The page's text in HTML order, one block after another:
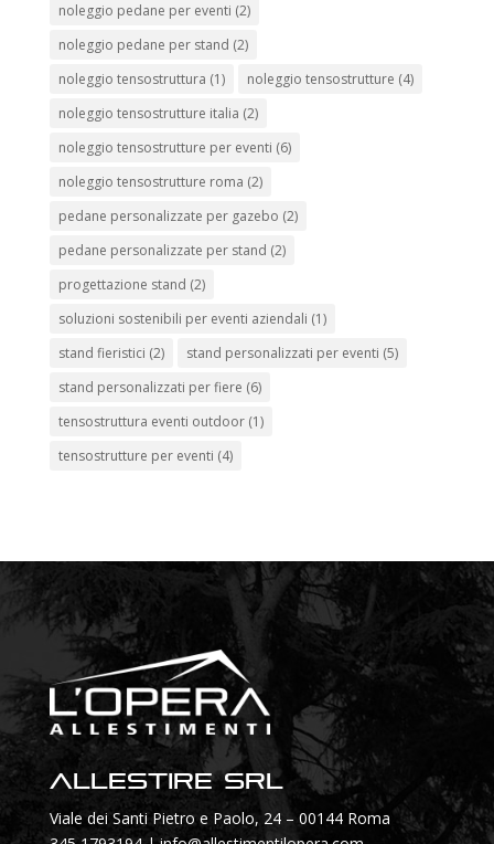
noleggio pedane per eventi (2)
noleggio pedane per stand (2)
noleggio tensostruttura (1) noleggio tensostrutture (4)
noleggio tensostrutture italia (2)
noleggio tensostrutture per eventi (6)
noleggio tensostrutture roma (2)
pedane personalizzate per gazebo (2)
pedane personalizzate per stand (2)
progettazione stand (2)
soluzioni sostenibili per eventi aziendali (1)
stand fieristici (2) stand personalizzati per eventi (5)
stand personalizzati per fiere (6)
tensostruttura eventi outdoor(1)
tensostrutture per eventi (4)
Allestire SRL
Viale dei Santi Pietro e Paolo, 24 – 00144 Roma